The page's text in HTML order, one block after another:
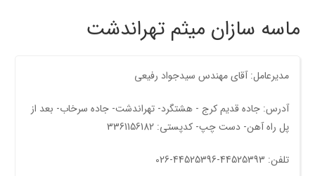
ماسه سازان میثم تهراندشت
مدیرعامل: آقای مهندس سيدجواد رفيعی
آدرس: جاده قديم کرج - هشتگرد- تهراندشت- جاده سرخاب- بعد از
پل راه آهن- دست چپ- کدپستی: 3361156182
تلفن: 44525393-44525396-026